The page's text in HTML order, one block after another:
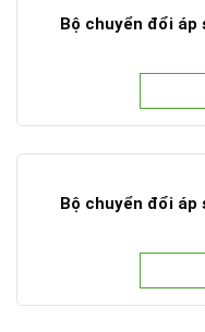
Bộ chuyển đổi
Bộ chuyển đổi áp